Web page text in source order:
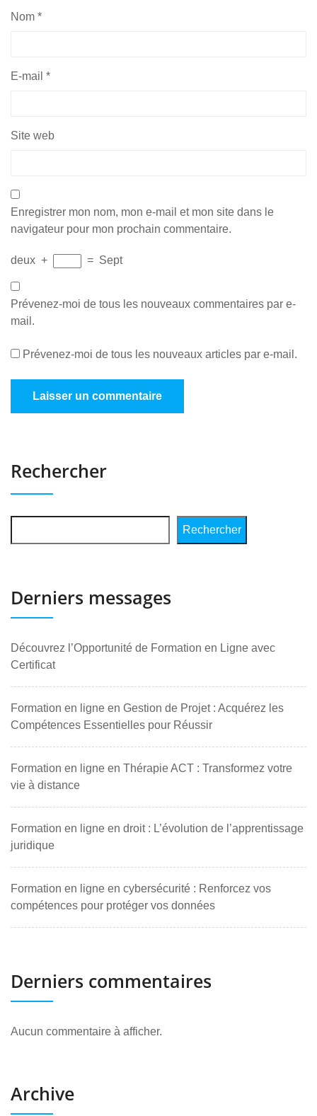
Nom *
E-mail *
Site web
Enregistrer mon nom, mon e-mail et mon site dans le
navigateur pour mon prochain commentaire.
deux + = Sept
Prévenez-moi de tous les nouveaux commentaires par e-
mail.
Prévenez-moi de tous les nouveaux articles par e-mail.
Rechercher
Rechercher
Derniers messages
Découvrez l’Opportunité de Formation en Ligne avec
Certificat
Formation en ligne en Gestion de Projet : Acquérez les
Compétences Essentielles pour Réussir
Formation en ligne en Thérapie ACT : Transformez votre
vie à distance
Formation en ligne en droit : L’évolution de l’apprentissage
juridique
Formation en ligne en cybersécurité : Renforcez vos
compétences pour protéger vos données
Derniers commentaires
Aucun commentaire à afficher.
Archive